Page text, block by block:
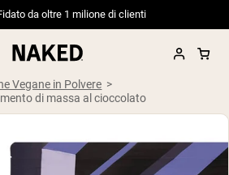
da oltre 1 milione di clienti
Vegane in Polvere
di massa al cioccolato